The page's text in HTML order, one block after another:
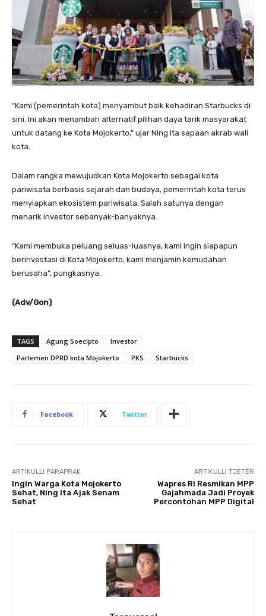
“Kami (pemerintah kota) menyambut baik kehadiran Starbucks di
sini. Ini akan menambah alternatif pilihan daya tarik masyarakat
untuk datang ke Kota Mojokerto,” ujar Ning Ita sapaan akrab wali
kota.
Dalam rangka mewujudkan Kota Mojokerto sebagai kota
pariwisata berbasis sejarah dan budaya, pemerintah kota terus
menyiapkan ekosistem pariwisata. Salah satunya dengan
menarik investor sebanyak-banyaknya.
“Kami membuka peluang seluas-luasnya, kami ingin siapapun
berinvestasi di Kota Mojokerto, kami menjamin kemudahan
berusaha”, pungkasnya.
(Adv/Gon)
TAGS Agung Soecipto
Investor
Parlemen DPRD kota Mojokerto
PKS Starbucks
Facebook Twitter
ARTIKULLI PARAPRAK
Ingin Warga Kota Mojokerto
Sehat, Ning Ita Ajak Senam
Sehat
ARTIKULLI TJETËR
Wapres RI Resmikan MPP
Gajahmada Jadi Proyek
Percontohan MPP Digital